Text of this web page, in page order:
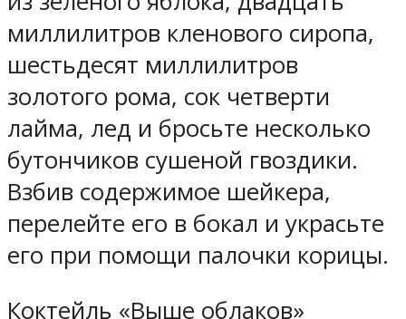
миллилитров кленового сиропа,
шестьдесят миллилитров
золотого рома, сок четверти
лайма, лед и бросьте несколько
бутончиков сушеной гвоздики.
Взбив содержимое шейкера,
перелейте его в бокал и украсьте
его при помощи палочки корицы.
Коктейль «Выше облаков»